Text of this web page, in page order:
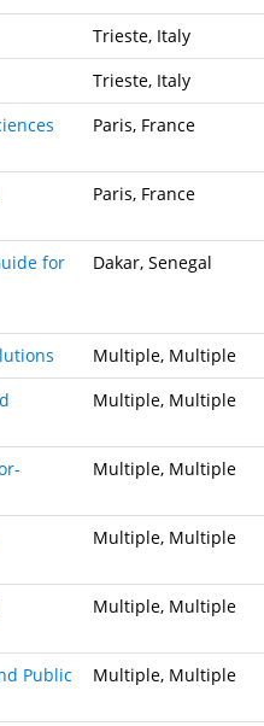
Trieste, Italy
Trieste, Italy
Paris, France
Paris, France
for
Dakar, Senegal
Multiple, Multiple
Multiple, Multiple
Multiple, Multiple
Multiple, Multiple
Multiple, Multiple
Public
Multiple, Multiple